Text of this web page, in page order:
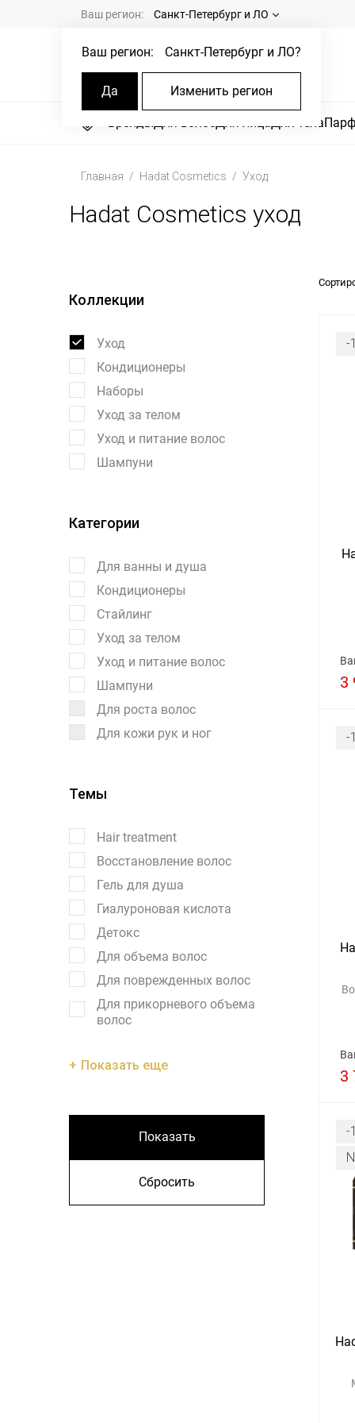
Ваш регион: Санкт-Петербург и ЛО
Ваш регион: Санкт-Петербург и ЛО?
Да Изменить регион
БрендыДля волосДля лицаДля тела
Главная Hadat Cosmetics Уход
Hadat Cosmetics уход
Коллекции
Уход
Кондиционеры
Наборы
Уход за телом
Уход и питание волос
Шампуни
Категории
Для ванны и душа
Кондиционеры
Стайлинг
Уход за телом
Уход и питание волос
Шампуни
Для роста волос
Для кожи рук и ног
Темы
Hair treatment
Восстановление волос
Гель для душа
Гиалуроновая кислота
Детокс
Для объема волос
Для поврежденных волос
Для прикорневого объема
волос
Показать еще
Показать
Сбросить
-
3
-
3
-